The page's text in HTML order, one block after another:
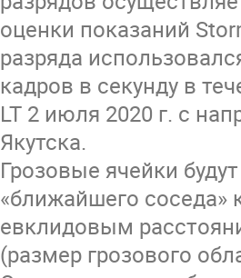
оценки показаний
разряда
кадров в секунду в
LT 2 июля 2020 г. с
Якутска.
Грозовые ячейки
«ближайшего
евклидовым
(размер грозового